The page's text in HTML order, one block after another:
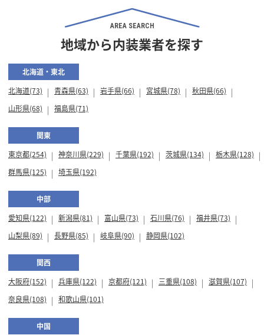
AREA SEARCH
地域から内装業者を探す
北海道・東北
北海道(73)
青森県(63) 岩手県(66) 宮城県(78)
秋田県(66)
山形県(68)
福島県(71)
関東
東京都(254)
神奈川県(229) 千葉県(192) 茨城県(134)
栃木県(128)
群馬県(125)
埼玉県(192)
中部
愛知県(122)
新潟県(81) 富山県(73) 石川県(76)
福井県(73)
山梨県(89)
長野県(85) 岐阜県(90) 静岡県(102)
関西
大阪府(152)
兵庫県(122) 京都府(121) 三重県(108)
滋賀県(107)
奈良県(108)
和歌山県(101)
中国